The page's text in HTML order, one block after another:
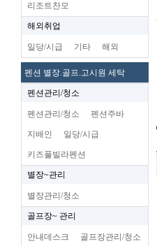
리조트찬모
해외취업
일당/시급 기타 해외
펜션 별장.골프.고시원 세탁
펜션관리/청소
펜션관리/청소 펜션주바
지배인 일당/시급
키즈풀빌라펜션
별장~관리
별장관리/청소
골프장~ 관리
안내데스크 골프장관리/청소